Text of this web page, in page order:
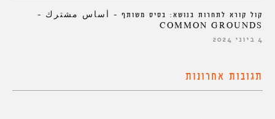
קול קורא לתחרות בנושא: בסיס משותף – أساس مشترك –
COMMON GROUNDS
4 ביוני 2024
תגובות אחרונות